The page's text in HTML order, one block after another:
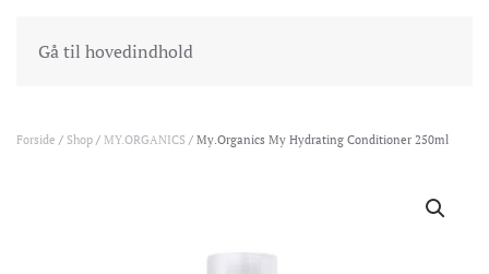
Gå til hovedindholdINDKØBSKURV
Forside / Shop / MY.ORGANICS / My.Organics My Hydrating Conditioner 250ml